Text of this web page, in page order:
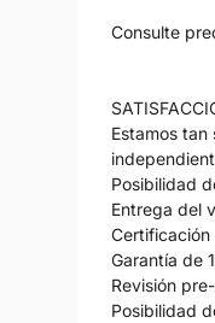
Consulte
Estamos
Posibilidad
Entrega del
Garantía de
Revisión
Posibilidad